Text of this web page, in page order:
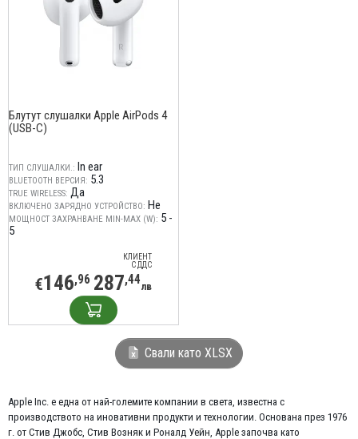
Блутут слушалки Apple AirPods 4
(USB-C)
ТИП СЛУШАЛКИ.: In ear
BLUETOOTH ВЕРСИЯ: 5.3
TRUE WIRELESS: Да
ВКЛЮЧЕНО ЗАРЯДНО УСТРОЙСТВО: Не
МОЩНОСТ ЗАХРАНВАНЕ MIN-MAX (W): 5 -
5
КЛИЕНТ
С ДДС
€146,96 287,44лв
Свали като XLSX
Apple Inc. е една от най-големите компании в света, известна с
производството на иновативни продукти и технологии. Основана през 1976
г. от Стив Джобс, Стив Возняк и Роналд Уейн, Apple започва като